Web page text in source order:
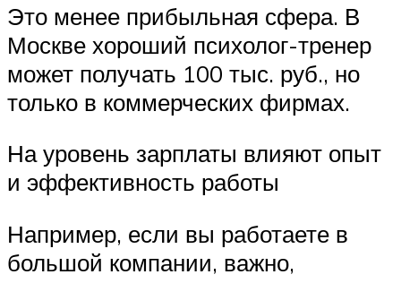
Это менее прибыльная сфера. В
Москве хороший психолог-тренер
может получать 100 тыс. руб., но
только в коммерческих фирмах.
На уровень зарплаты влияют опыт
и эффективность работы
Например, если вы работаете в
большой компании, важно,